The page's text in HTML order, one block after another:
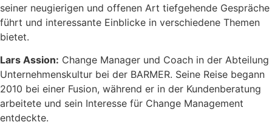
seiner neugierigen und offenen Art tiefgehende Gespräche
führt und interessante Einblicke in verschiedene Themen
bietet.
Lars Assion: Change Manager und Coach in der Abteilung
Unternehmenskultur bei der BARMER. Seine Reise begann
2010 bei einer Fusion, während er in der Kundenberatung
arbeitete und sein Interesse für Change Management
entdeckte.